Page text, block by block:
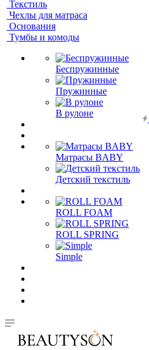
Текстиль
Чехлы для матраса
Основания
Тумбы и комоды
Беспружинные
Пружинные
В рулоне
Матрасы BABY
Детский текстиль
ROLL FOAM
ROLL SPRING
Simple